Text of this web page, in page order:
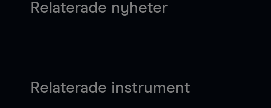
Relaterade nyheter
Relaterade instrument